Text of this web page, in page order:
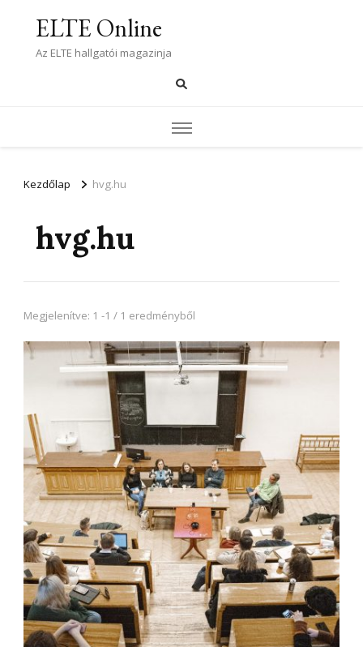
ELTE Online
Az ELTE hallgatói magazinja
Kezdőlap hvg.hu
hvg.hu
Megjelenítve: 1 -1 / 1 eredményből